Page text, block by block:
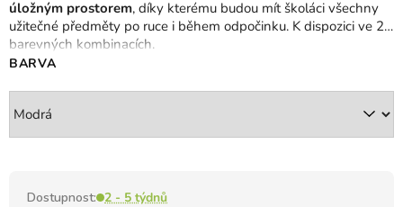
úložným prostorem, díky kterému budou mít školáci všechny
užitečné předměty po ruce i během odpočinku. K dispozici ve 2
barevných kombinacích.
BARVA
Dostupnost: 2 - 5 týdnů